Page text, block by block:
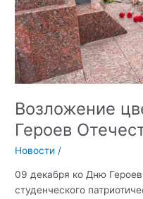
Возложение
Героев
Новости /
09 декабря ко Дню
студенческого